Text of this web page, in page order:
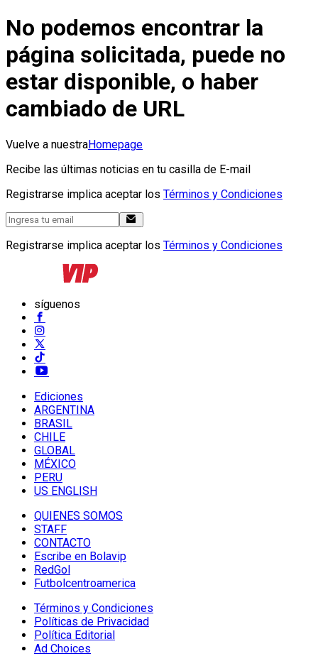
No podemos encontrar la
página solicitada, puede no
estar disponible, o haber
cambiado de URL
Vuelve a nuestraHomepage
Recibe las últimas noticias en tu casilla de E-mail
Registrarse implica aceptar los Términos y Condiciones
Registrarse implica aceptar los Términos y Condiciones
síguenos
Ediciones
ARGENTINA
BRASIL
CHILE
GLOBAL
MÉXICO
PERU
US ENGLISH
QUIENES SOMOS
STAFF
CONTACTO
Escribe en Bolavip
RedGol
Futbolcentroamerica
Términos y Condiciones
Políticas de Privacidad
Política Editorial
Ad Choices